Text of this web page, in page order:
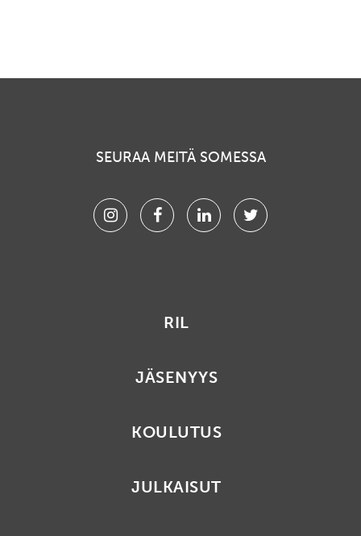
SEURAA MEITÄ SOMESSA
InstagramFacebookLinkedinTwitter
RIL
JÄSENYYS
KOULUTUS
JULKAISUT